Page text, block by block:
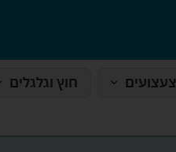
צעצועים חוץ וגלגלים